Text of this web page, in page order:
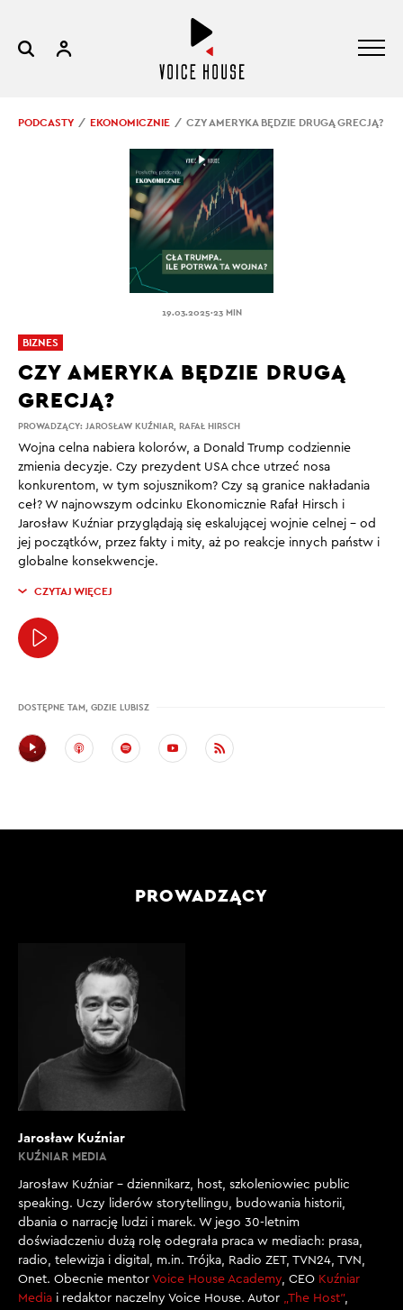
PODCASTY EKONOMICZNIE CZY AMERYKA BĘDZIE DRUGĄ GRECJĄ?
19.03.2025.23 MIN
PROWADZĄCY: JAROSŁAW KUŹNIAR, RAFAŁ HIRSCH
CZY AMERYKA BĘDZIE DRUGĄ
GRECJĄ?
Wojna celna nabiera kolorów, a Donald Trump codziennie
zmienia decyzje. Czy prezydent USA chce utrzeć nosa
konkurentom, w tym sojusznikom? Czy są granice nakładania
ceł? W najnowszym odcinku Ekonomicznie Rafał Hirsch i
Jarosław Kuźniar przyglądają się eskalującej wojnie celnej – od
jej początków, przez fakty i mity, aż po reakcje innych państw i
globalne konsekwencje.
CZYTAJ WIĘCEJ
DOSTĘPNE TAM, GDZIE LUBISZ
BIZNES
PROWADZĄCY
Jarosław Kuźniar
KUŹNIAR MEDIA
Jarosław Kuźniar – dziennikarz, host, szkoleniowiec public
speaking. Uczy liderów storytellingu, budowania historii,
dbania o narrację ludzi i marek. W jego 30-letnim
doświadczeniu dużą rolę odegrała praca w mediach: prasa,
radio, telewizja i digital, m.in. Trójka, Radio ZET, TVN24, TVN,
Onet. Obecnie mentor Voice House Academy, CEO Kuźniar
Media i redaktor naczelny Voice House. Autor „The Host”,